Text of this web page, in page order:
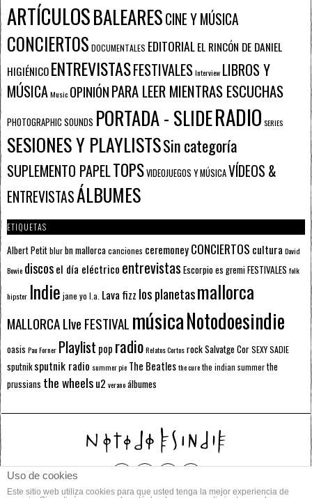
ARTÍCULOSBALEARESCINE Y MÚSICA
CONCIERTOS DOCUMENTALES EDITORIALEL RINCÓN DE DANIEL
HIGIÉNICOENTREVISTASFESTIVALESInterview LIBROS Y
MÚSICAMusic OPINIÓNPARA LEER MIENTRAS ESCUCHAS
PHOTOGRAPHIC SOUNDS PORTADA - SLIDERADIO SERIES
SESIONES Y PLAYLISTSSin categoría
SUPLEMENTO PAPELTOPSVIDEOJUEGOS Y MÚSICAVÍDEOS &
ENTREVISTASÁLBUMES
ETIQUETAS
Albert Petitblurbn mallorcacanciones ceremoneyCONCIERTOS cultura David
Bowie discosel día eléctrico entrevistas Escorpioes gremiFESTIVALES folk
hipster Indie jane yo l.a. Lava fizz los planetasmallorca
MALLORCA LIve FESTIVAL músicaNotodoesindie
oasis Pau Forner Playlist pop radioRelatos CortosrockSalvatge CorSEXY SADIE
sputnik sputnik radio summer pie The Beatlesthe curethe indian summerthe
prussians the wheelsu2 veranoálbumes
Uso de cookies
Este sitio web utiliza cookies para que usted tenga la mejor experiencia de